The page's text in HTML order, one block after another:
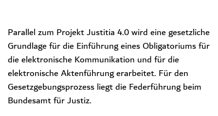
Parallel zum Projekt Justitia 4.0 wird eine gesetzliche
Grundlage für die Einführung eines Obligatoriums für
die elektronische Kommunikation und für die
elektronische Aktenführung erarbeitet. Für den
Gesetzgebungsprozess liegt die Federführung beim
Bundesamt für Justiz.